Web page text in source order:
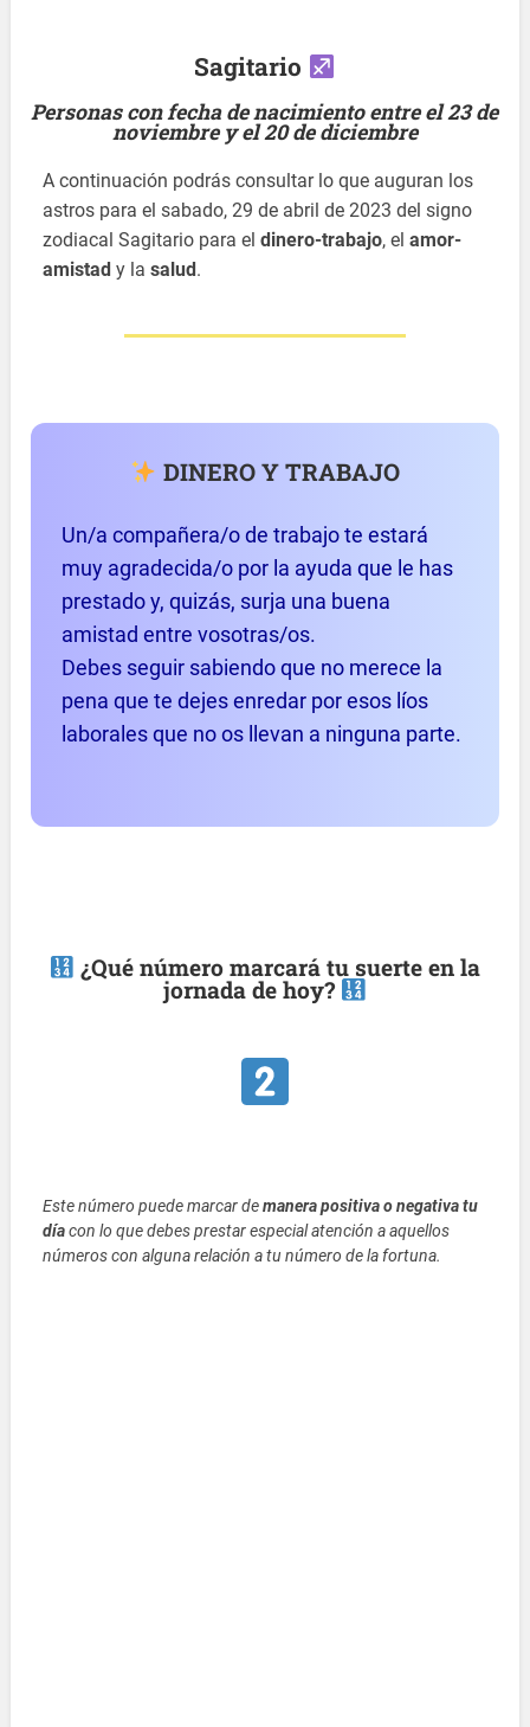
Sagitario
Personas con fecha de nacimiento entre el 23 de
noviembre y el 20 de diciembre
A continuación podrás consultar lo que auguran los
astros para el sabado, 29 de abril de 2023 del signo
zodiacal Sagitario para eldinero-trabajo, elamor-
amistad y lasalud .
DINERO Y TRABAJO
Un/a compañera/o de trabajo te estará
muy agradecida/o por la ayuda que le has
prestado y, quizás, surja una buena
amistad entre vosotras/os.
Debes seguir sabiendo que no merece la
pena que te dejes enredar por esos líos
laborales que no os llevan a ninguna parte.
¿Qué número marcará tu suerte en la
jornada de hoy?
Este número puede marcar demanera positiva o negativa tu
díacon lo que debes prestar especial atención a aquellos
números con alguna relación a tu número de la fortuna.